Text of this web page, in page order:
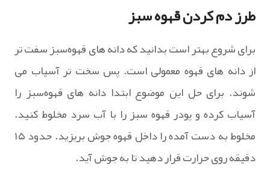
طرز دم کردن قهوه سبز
برای شروع بهتر است بدانید که دانه های قهوه‌سبز سفت تر
از دانه های قهوه معمولی است. پس سخت تر آسیاب می
شوند. برای حل این موضوع ابتدا دانه های قهوه‌سبز را
آسیاب کرده و پودر قهوه سبز را با آب سرد مخلوط کنید.
مخلوط به دست آمده را داخل قهوه جوش بریزید. حدود ۱۵
دقیقه روی حرارت قرار دهید تا به جوش آید.